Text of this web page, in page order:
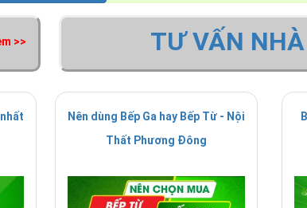
>> TƯ VẤN
Nên dùng Bếp Ga hay Bếp Từ - Nội
Thất Phương Đông